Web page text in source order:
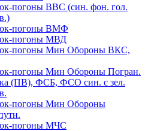
погоны ВВС (син. фон. гол.
погоны ВМФ
погоны МВД
погоны Мин Обороны ВКС,
погоны Мин Обороны Погран.
(ПВ), ФСБ, ФСО син. с зел.
погоны Мин Обороны
погоны МЧС